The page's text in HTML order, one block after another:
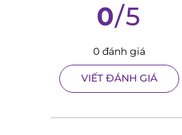
0/5
0 đánh giá
VIẾT ĐÁNH GIÁ